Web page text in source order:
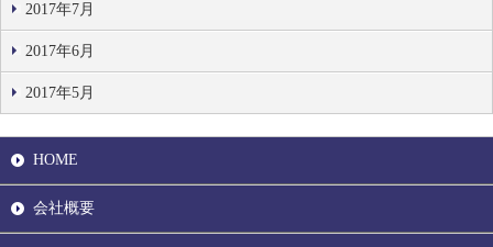
2017年7月
2017年6月
2017年5月
HOME
会社概要